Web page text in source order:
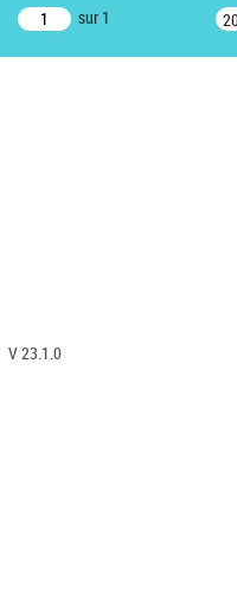
sur 1
V 23.1.0